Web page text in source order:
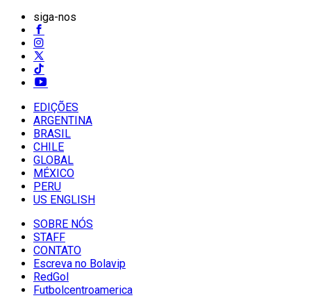
siga-nos
EDIÇÕES
ARGENTINA
BRASIL
CHILE
GLOBAL
MÉXICO
PERU
US ENGLISH
SOBRE NÓS
STAFF
CONTATO
Escreva no Bolavip
RedGol
Futbolcentroamerica